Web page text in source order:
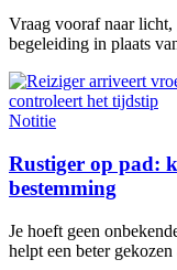
Vraag vooraf naar
begeleiding in plaats
Notitie
Rustiger op pad:
bestemming
Je hoeft geen
helpt een beter gekozen